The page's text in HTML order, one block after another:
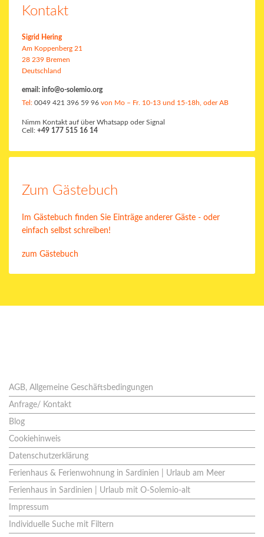
Kontakt
Sigrid Hering
Am Koppenberg 21
28 239 Bremen
Deutschland
email: info@o-solemio.org
Tel: 0049 421 396 59 96 von Mo – Fr. 10-13 und 15-18h, oder AB
Nimm Kontakt auf über Whatsapp oder Signal
Cell: +49 177 515 16 14
Zum Gästebuch
Im Gästebuch finden Sie Einträge anderer Gäste - oder
einfach selbst schreiben!
zum Gästebuch
AGB, Allgemeine Geschäftsbedingungen
Anfrage/ Kontakt
Blog
Cookiehinweis
Datenschutzerklärung
Ferienhaus & Ferienwohnung in Sardinien | Urlaub am Meer
Ferienhaus in Sardinien | Urlaub mit O-Solemio-alt
Impressum
Individuelle Suche mit Filtern